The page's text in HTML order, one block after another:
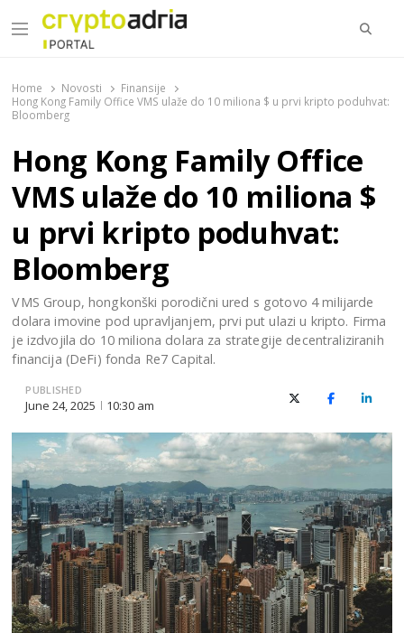
Menu
Home Novosti
Finansije
Hong Kong Family Office VMS ulaže do 10 miliona $ u prvi kripto poduhvat:
Bloomberg
Hong Kong Family Office
VMS ulaže do 10 miliona $
u prvi kripto poduhvat:
Bloomberg
VMS Group, hongkonški porodični ured s gotovo 4 milijarde
dolara imovine pod upravljanjem, prvi put ulazi u kripto. Firma
je izdvojila do 10 miliona dolara za strategije decentraliziranih
financija (DeFi) fonda Re7 Capital.
PUBLISHED
June 24, 2025 10:30 am X (Twitter)Facebook